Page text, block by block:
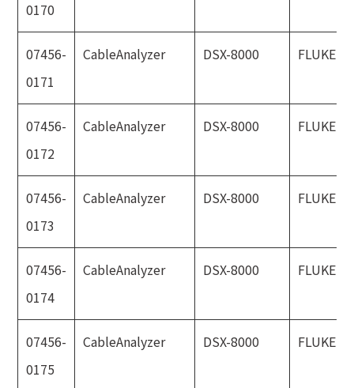
0170
07456-
0171
CableAnalyzer DSX-8000 FLUKE
07456-
0172
CableAnalyzer DSX-8000 FLUKE
07456-
0173
CableAnalyzer DSX-8000 FLUKE
07456-
0174
CableAnalyzer DSX-8000 FLUKE
07456-
0175
CableAnalyzer DSX-8000 FLUKE